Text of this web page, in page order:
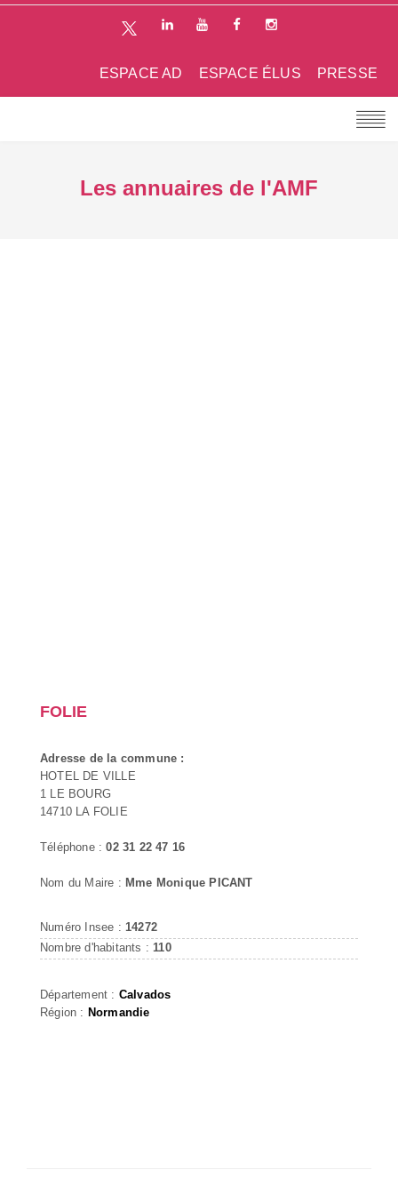
PRESSE
ESPACE ÉLUS
ESPACE AD
Les annuaires de l'AMF
FOLIE
Adresse de la commune :
HOTEL DE VILLE
1 LE BOURG
14710 LA FOLIE
Téléphone :02 31 22 47 16
Nom du Maire : Mme Monique PICANT
Numéro Insee : 14272
Nombre d'habitants : 110
Département : Calvados
Région : Normandie